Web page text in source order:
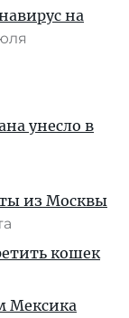
на
унесло в
из Москвы
кошек
Мексика